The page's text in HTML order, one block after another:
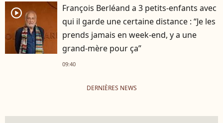
player2
François Berléand a 3 petits-enfants avec
qui il garde une certaine distance : “Je les
prends jamais en week-end, y a une
grand-mère pour ça”
09:40
DERNIÈRES NEWS